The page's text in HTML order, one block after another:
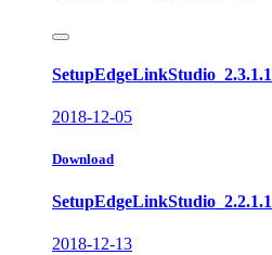
2018-12-05
Download
2018-12-13